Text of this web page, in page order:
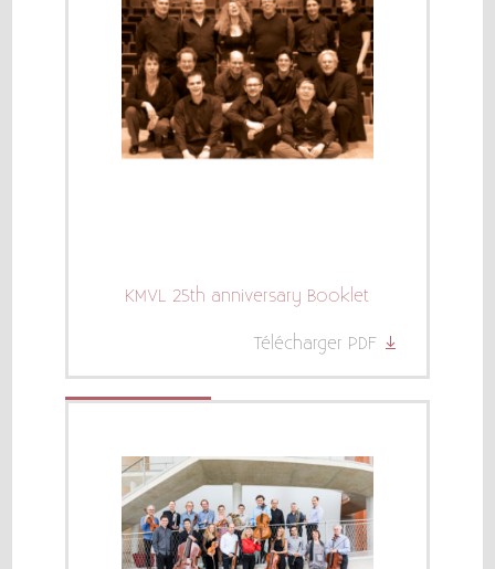
KMVL 25th anniversary Booklet
Télécharger PDF